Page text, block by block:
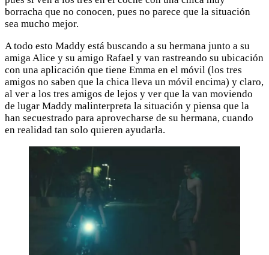
borracha que no conocen, pues no parece que la situación
sea mucho mejor.
A todo esto Maddy está buscando a su hermana junto a su
amiga Alice y su amigo Rafael y van rastreando su ubicación
con una aplicación que tiene Emma en el móvil (los tres
amigos no saben que la chica lleva un móvil encima) y claro,
al ver a los tres amigos de lejos y ver que la van moviendo
de lugar Maddy malinterpreta la situación y piensa que la
han secuestrado para aprovecharse de su hermana, cuando
en realidad tan solo quieren ayudarla.